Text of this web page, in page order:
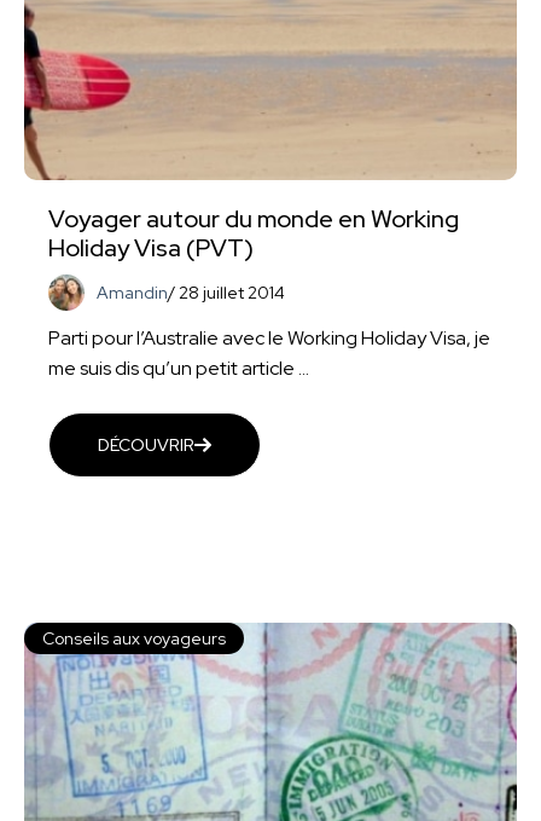
Voyager autour du monde en Working
Holiday Visa (PVT)
Amandin/ 28 juillet 2014
Parti pour l’Australie avec le Working Holiday Visa, je
me suis dis qu’un petit article ...
DÉCOUVRIR
Conseils aux voyageurs